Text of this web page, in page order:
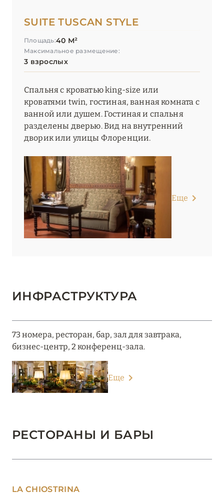
SUITE TUSCAN STYLE
Площадь:40 М²
Максимальное размещение:
3 взрослых
Спальня с кроватью king-size или
кроватями twin, гостиная, ванная комната с
ванной или душем. Гостиная и спальня
разделены дверью. Вид на внутренний
дворик или улицы Флоренции.
Еще
ИНФРАСТРУКТУРА
73 номера, ресторан, бар, зал для завтрака,
бизнес-центр, 2 конференц-зала.
Еще
РЕСТОРАНЫ И БАРЫ
LA CHIOSTRINA